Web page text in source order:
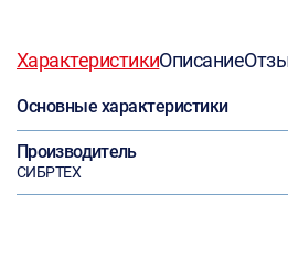
ХарактеристикиОписание
Основные характеристики
Производитель
СИБРТЕХ